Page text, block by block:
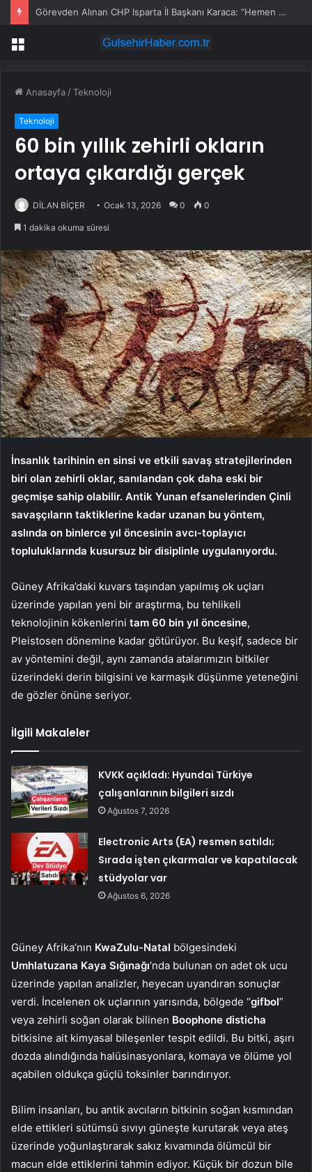
Görevden Alınan CHP Isparta İl Başkanı Karaca: “Hemen Geçiş Yapacağız”
Menü
Anasayfa /Teknoloji
Teknoloji
60 bin yıllık zehirli okların
ortaya çıkardığı gerçek
DİLAN BİÇER Ocak 13, 2026 0 0
1 dakika okuma süresi
İnsanlık tarihinin en sinsi ve etkili savaş stratejilerinden
biri olan zehirli oklar, sanılandan çok daha eski bir
geçmişe sahip olabilir. Antik Yunan efsanelerinden Çinli
savaşçıların taktiklerine kadar uzanan bu yöntem,
aslında on binlerce yıl öncesinin avcı-toplayıcı
topluluklarında kusursuz bir disiplinle uygulanıyordu.
Güney Afrika’daki kuvars taşından yapılmış ok uçları
üzerinde yapılan yeni bir araştırma, bu tehlikeli
teknolojinin kökenlerini tam 60 bin yıl öncesine,
Pleistosen dönemine kadar götürüyor. Bu keşif, sadece bir
av yöntemini değil, aynı zamanda atalarımızın bitkiler
üzerindeki derin bilgisini ve karmaşık düşünme yeteneğini
de gözler önüne seriyor.
İlgili Makaleler
KVKK açıkladı: Hyundai Türkiye
çalışanlarının bilgileri sızdı
Ağustos 7, 2026
Electronic Arts (EA) resmen satıldı;
Sırada işten çıkarmalar ve kapatılacak
stüdyolar var
Ağustos 6, 2026
Güney Afrika’nın KwaZulu-Natal bölgesindeki
Umhlatuzana Kaya Sığınağı‘nda bulunan on adet ok ucu
üzerinde yapılan analizler, heyecan uyandıran sonuçlar
verdi. İncelenen ok uçlarının yarısında, bölgede “gifbol”
veya zehirli soğan olarak bilinen Boophone disticha
bitkisine ait kimyasal bileşenler tespit edildi. Bu bitki, aşırı
dozda alındığında halüsinasyonlara, komaya ve ölüme yol
açabilen oldukça güçlü toksinler barındırıyor.
Bilim insanları, bu antik avcıların bitkinin soğan kısmından
elde ettikleri sütümsü sıvıyı güneşte kurutarak veya ateş
üzerinde yoğunlaştırarak sakız kıvamında ölümcül bir
macun elde ettiklerini tahmin ediyor. Küçük bir dozun bile